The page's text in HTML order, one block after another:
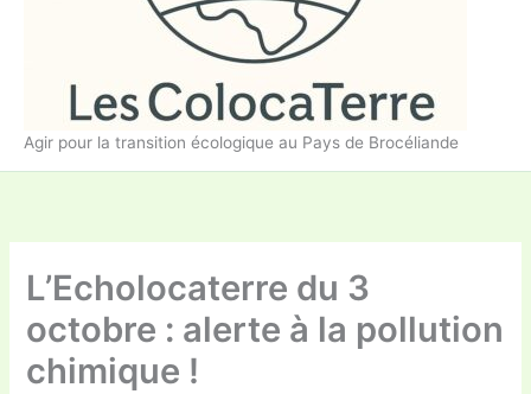
Agir pour la transition écologique au Pays de Brocéliande
L’Echolocaterre du 3
octobre : alerte à la pollution
chimique !